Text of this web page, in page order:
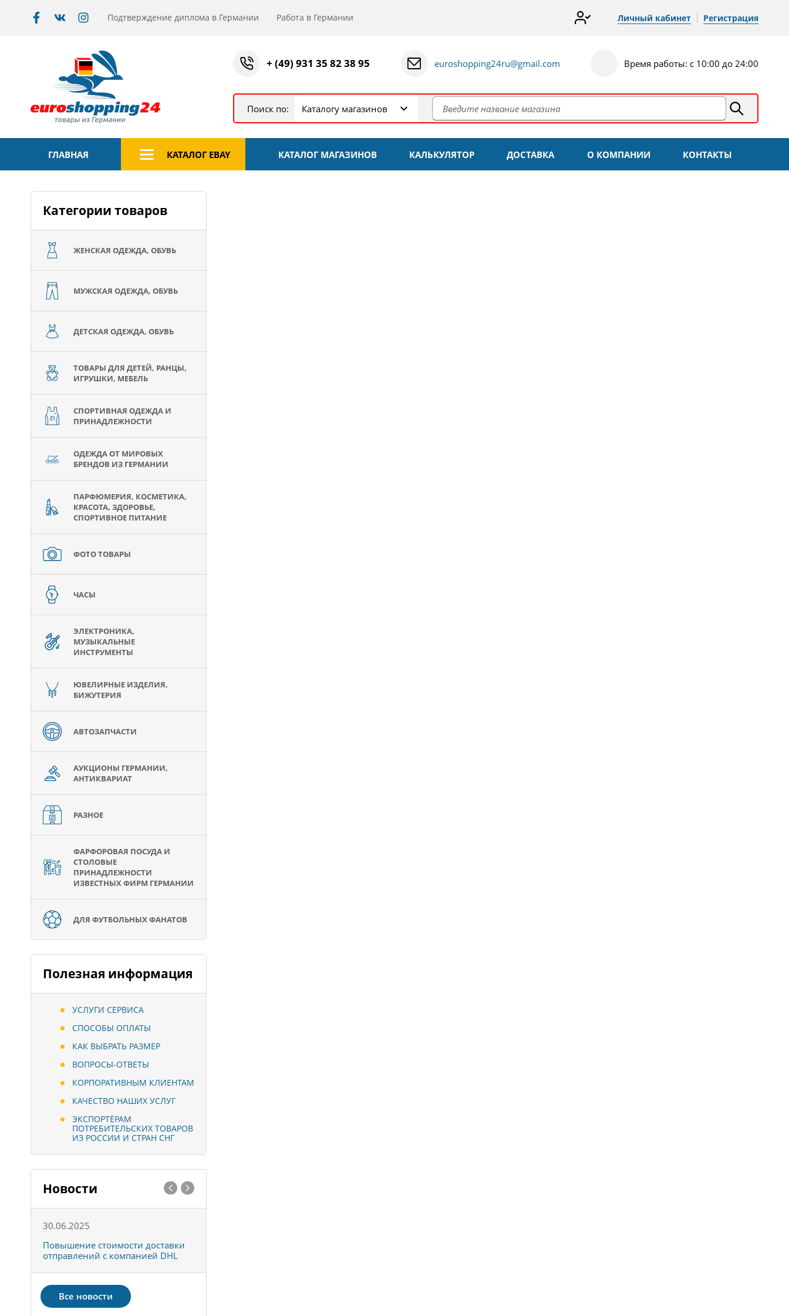
Подтверждение диплома в Германии Работа в Германии Личный кабинет Регистрация
+ (49) 931 35 82 38 95 euroshopping24ru@gmail.com Время работы: с 10:00 до 24:00
Поиск по: Каталогу магазинов
ГЛАВНАЯ КАТАЛОГ EBAY КАТАЛОГ МАГАЗИНОВ КАЛЬКУЛЯТОР ДОСТАВКА О КОМПАНИИ КОНТАКТЫ
Категории товаров
ЖЕНСКАЯ ОДЕЖДА, ОБУВЬ
МУЖСКАЯ ОДЕЖДА, ОБУВЬ
ДЕТСКАЯ ОДЕЖДА, ОБУВЬ
ТОВАРЫ ДЛЯ ДЕТЕЙ, РАНЦЫ,
ИГРУШКИ, МЕБЕЛЬ
СПОРТИВНАЯ ОДЕЖДА И
ПРИНАДЛЕЖНОСТИ
ОДЕЖДА ОТ МИРОВЫХ
БРЕНДОВ ИЗ ГЕРМАНИИ
ПАРФЮМЕРИЯ, КОСМЕТИКА,
КРАСОТА, ЗДОРОВЬЕ,
СПОРТИВНОЕ ПИТАНИЕ
ФОТО ТОВАРЫ
ЧАСЫ
ЭЛЕКТРОНИКА,
МУЗЫКАЛЬНЫЕ
ИНСТРУМЕНТЫ
ЮВЕЛИРНЫЕ ИЗДЕЛИЯ,
БИЖУТЕРИЯ
АВТОЗАПЧАСТИ
АУКЦИОНЫ ГЕРМАНИИ,
АНТИКВАРИАТ
РАЗНОЕ
ФАРФОРОВАЯ ПОСУДА И
СТОЛОВЫЕ
ПРИНАДЛЕЖНОСТИ
ИЗВЕСТНЫХ ФИРМ ГЕРМАНИИ
ДЛЯ ФУТБОЛЬНЫХ ФАНАТОВ
Полезная информация
УСЛУГИ СЕРВИСА
СПОСОБЫ ОПЛАТЫ
КАК ВЫБРАТЬ РАЗМЕР
ВОПРОСЫ-ОТВЕТЫ
КОРПОРАТИВНЫМ КЛИЕНТАМ
КАЧЕСТВО НАШИХ УСЛУГ
ЭКСПОРТЁРАМ
ПОТРЕБИТЕЛЬСКИХ ТОВАРОВ
ИЗ РОССИИ И СТРАН СНГ
Новости
30.06.2025
Повышение стоимости доставки
отправлений с компанией DHL
Все новости